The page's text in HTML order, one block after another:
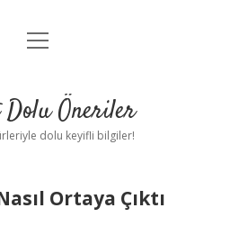
Anasayfa
Yasal Uyarı
menüyü
Dolu Öneriler
dolu keyifli bilgiler!
Ortaya Çıktı